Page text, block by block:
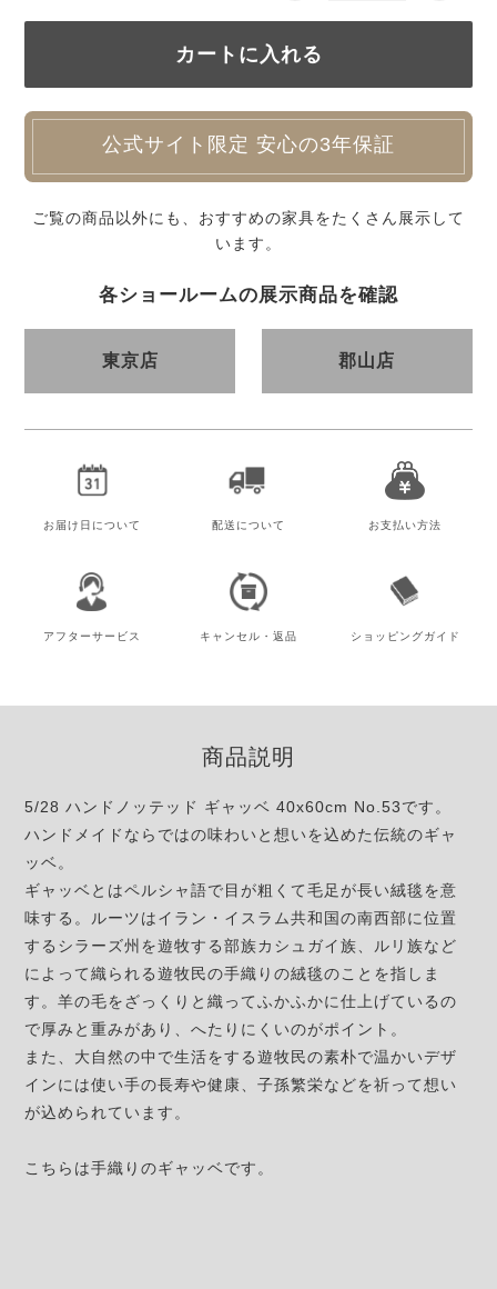
公式サイト限定 安心の3年保証
ご覧の商品以外にも、おすすめの家具をたくさん展示して
います。
各ショールームの展示商品を確認
東京店 郡山店
お届け日 について 配送について お支払い方法
アフターサービス キャンセル・ 返品 ショッピングガイド
商品説明
5/28 ハンドノッテッド ギャッベ 40x60cm No.53です。
ハンドメイドならではの味わいと想いを込めた伝統のギャ
ッベ。
ギャッベとはペルシャ語で目が粗くて毛足が長い絨毯を意
味する。ルーツはイラン・イスラム共和国の南西部に位置
するシラーズ州を遊牧する部族カシュガイ族、ルリ族など
によって織られる遊牧民の手織りの絨毯のことを指しま
す。羊の毛をざっくりと織ってふかふかに仕上げているの
で厚みと重みがあり、へたりにくいのがポイント。
また、大自然の中で生活をする遊牧民の素朴で温かいデザ
インには使い手の長寿や健康、子孫繁栄などを祈って想い
が込められています。
こちらは手織りのギャッベです。